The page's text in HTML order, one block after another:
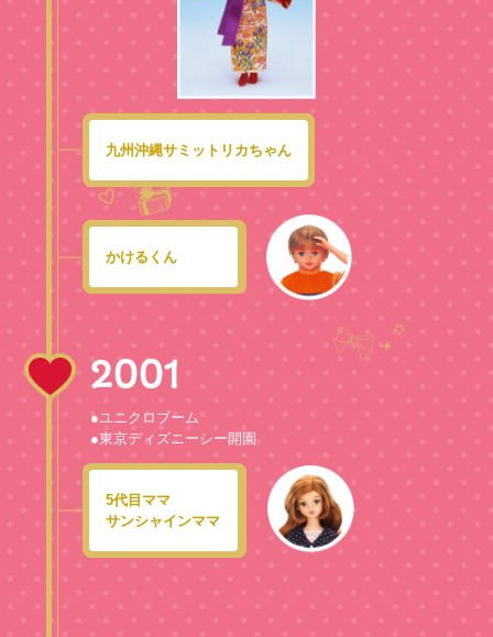
九州沖縄サミットリカちゃん
かけるくん
2001
●ユニクロブーム
●東京ディズニーシー開園
5代目ママ
サンシャインママ